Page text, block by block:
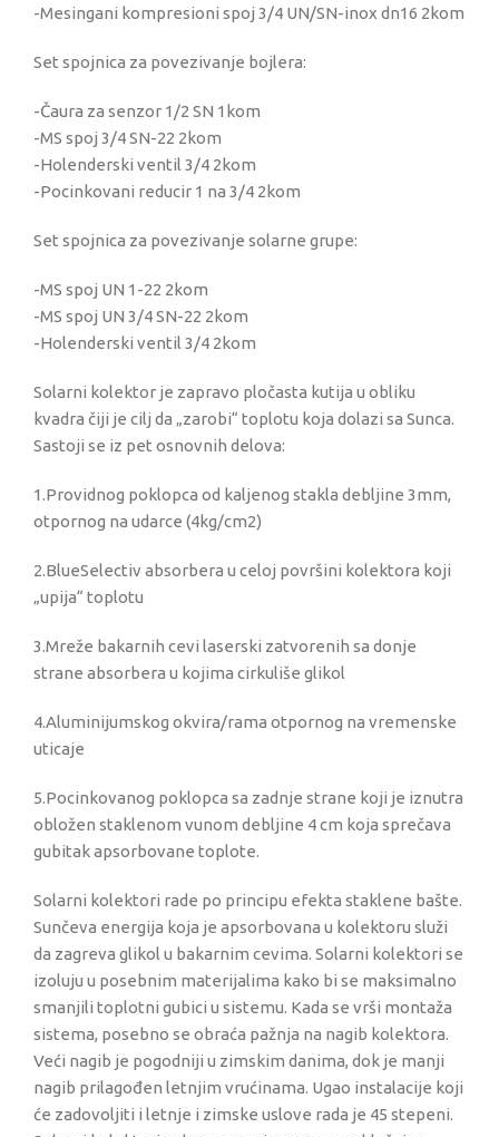
-Mesingani kompresioni spoj 3/4 UN/SN-inox dn16 2kom
Set spojnica za povezivanje bojlera:
-Čaura za senzor 1/2 SN 1kom
-MS spoj 3/4 SN-22 2kom
-Holenderski ventil 3/4 2kom
-Pocinkovani reducir 1 na 3/4 2kom
Set spojnica za povezivanje solarne grupe:
-MS spoj UN 1-22 2kom
-MS spoj UN 3/4 SN-22 2kom
-Holenderski ventil 3/4 2kom
Solarni kolektor je zapravo pločasta kutija u obliku
kvadra čiji je cilj da „zarobi“ toplotu koja dolazi sa Sunca.
Sastoji se iz pet osnovnih delova:
1.Providnog poklopca od kaljenog stakla debljine 3mm,
otpornog na udarce (4kg/cm2)
2.BlueSelectiv absorbera u celoj površini kolektora koji
„upija“ toplotu
3.Mreže bakarnih cevi laserski zatvorenih sa donje
strane absorbera u kojima cirkuliše glikol
4.Aluminijumskog okvira/rama otpornog na vremenske
uticaje
5.Pocinkovanog poklopca sa zadnje strane koji je iznutra
obložen staklenom vunom debljine 4 cm koja sprečava
gubitak apsorbovane toplote.
Solarni kolektori rade po principu efekta staklene bašte.
Sunčeva energija koja je apsorbovana u kolektoru služi
da zagreva glikol u bakarnim cevima. Solarni kolektori se
izoluju u posebnim materijalima kako bi se maksimalno
smanjili toplotni gubici u sistemu. Kada se vrši montaža
sistema, posebno se obraća pažnja na nagib kolektora.
Veći nagib je pogodniji u zimskim danima, dok je manji
nagib prilagođen letnjim vrućinama. Ugao instalacije koji
će zadovoljiti i letnje i zimske uslove rada je 45 stepeni.